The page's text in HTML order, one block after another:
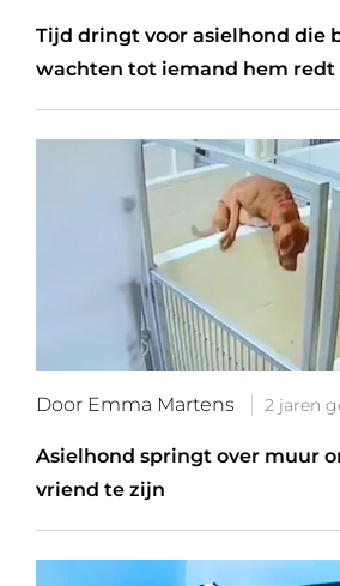
Tijd dringt voor asielhond die
wachten tot iemand hem redt
Door Emma Martens 2 jaren
Asielhond springt over muur
vriend te zijn